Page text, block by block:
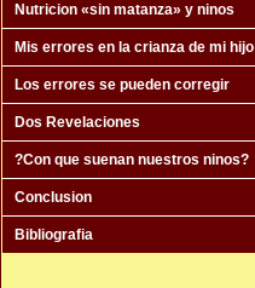
Nutricion «sin matanza» y ninos
Mis errores en la crianza de mi hijo
Los errores se pueden corregir
Dos Revelaciones
?Con que suenan nuestros ninos?
Conclusion
Bibliografia